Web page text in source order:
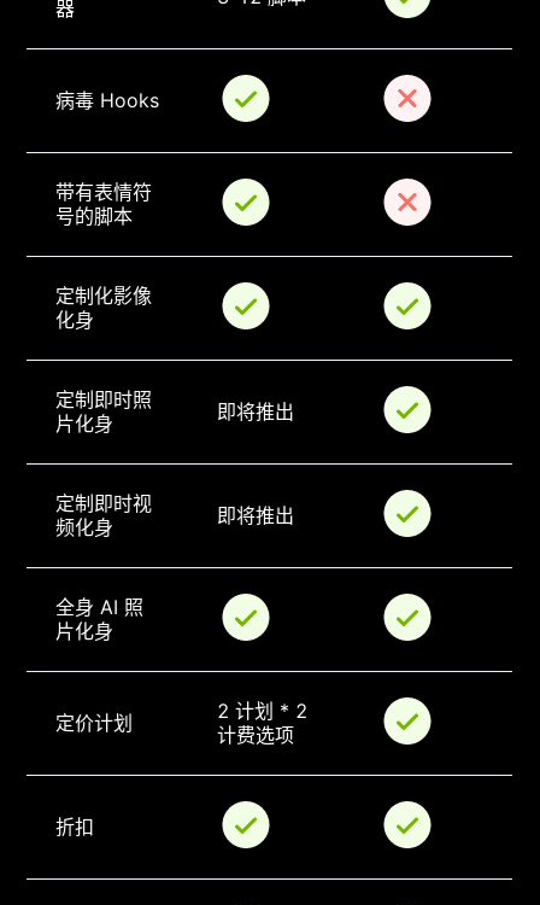
器
病毒 Hooks
带有表情符
号的脚本
定制化影像
化身
定制即时照
片化身
即将推出
定制即时视
频化身
即将推出
全身 AI 照
片化身
定价计划
2 计划 * 2
计费选项
折扣